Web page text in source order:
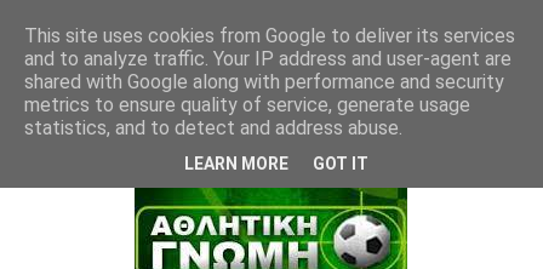
This site uses cookies from Google to deliver its services
and to analyze traffic. Your IP address and user-agent are
shared with Google along with performance and security
metrics to ensure quality of service, generate usage
statistics, and to detect and address abuse.
LEARN MORE GOT IT